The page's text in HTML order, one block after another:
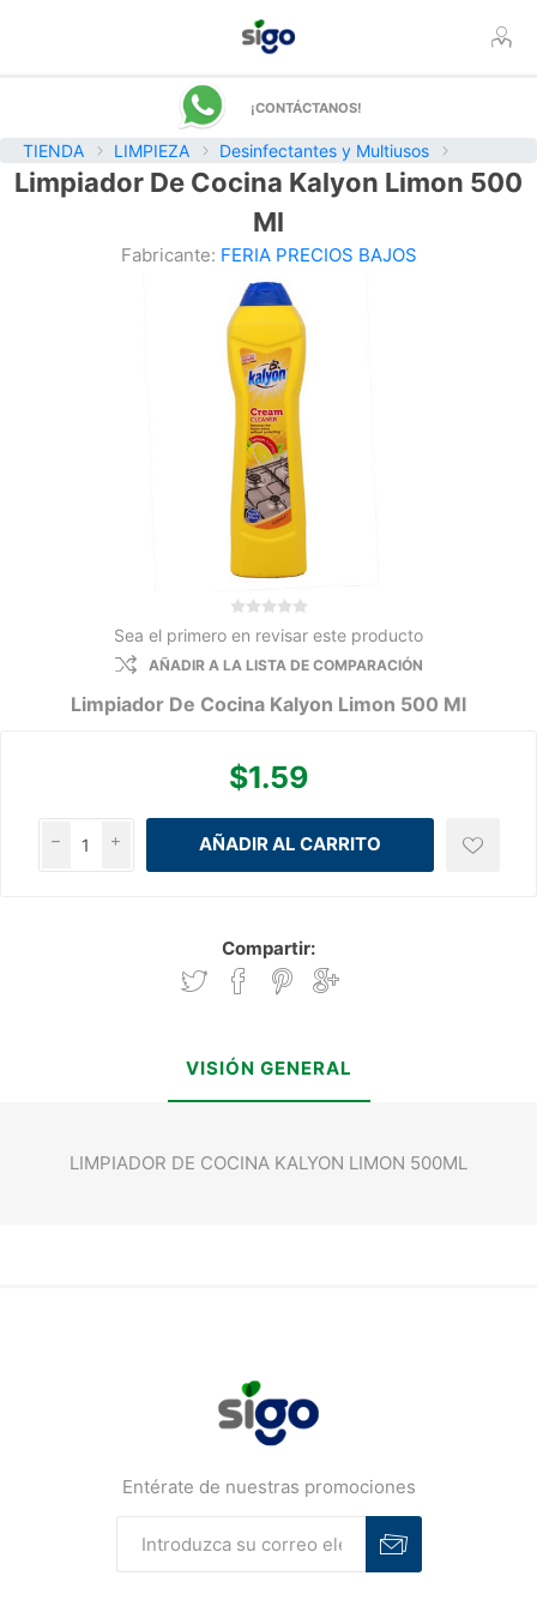
¡CONTÁCTANOS!
TIENDA LIMPIEZA Desinfectantes y Multiusos
Limpiador De Cocina Kalyon Limon 500
Ml
Fabricante: FERIA PRECIOS BAJOS
Sea el primero en revisar este producto
AÑADIR A LA LISTA DE COMPARACIÓN
Limpiador De Cocina Kalyon Limon 500 Ml
$1.59
i
h
Compartir:
VISIÓN GENERAL
LIMPIADOR DE COCINA KALYON LIMON 500ML
Entérate de nuestras promociones